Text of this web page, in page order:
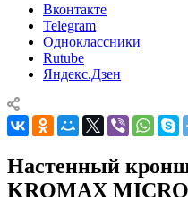
Вконтакте
Telegram
Одноклассники
Rutube
Яндекс.Дзен
Настенный
KROMAX